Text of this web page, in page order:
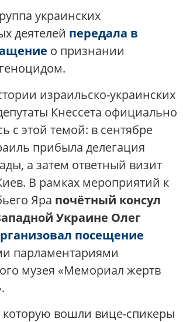
украинских
деятелей передала в
о признании
израильско-украинских
Кнессета официально
с этой темой: в сентябре
прибыла делегация
а затем ответный визит
В рамках мероприятий к
Яра почётный консул
Украине Олег
посещение
парламентариями
музея «Мемориал жертв
которую вошли вице-спикеры